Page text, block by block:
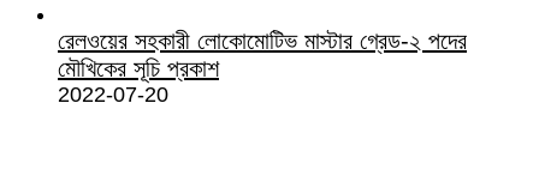
রেলওয়ের সহকারী লোকোমোটিভ মাস্টার গ্রেড-২ পদের
মৌখিকের সূচি প্রকাশ
2022-07-20